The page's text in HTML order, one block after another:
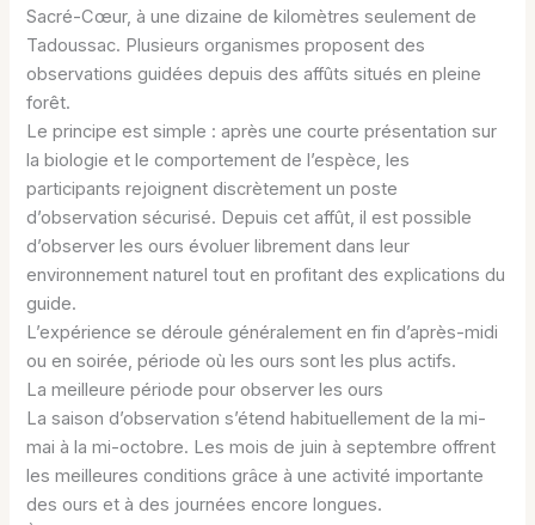
Sacré-Cœur, à une dizaine de kilomètres seulement de
Tadoussac. Plusieurs organismes proposent des
observations guidées depuis des affûts situés en pleine
forêt.
Le principe est simple : après une courte présentation sur
la biologie et le comportement de l’espèce, les
participants rejoignent discrètement un poste
d’observation sécurisé. Depuis cet affût, il est possible
d’observer les ours évoluer librement dans leur
environnement naturel tout en profitant des explications du
guide.
L’expérience se déroule généralement en fin d’après-midi
ou en soirée, période où les ours sont les plus actifs.
La meilleure période pour observer les ours
La saison d’observation s’étend habituellement de la mi-
mai à la mi-octobre. Les mois de juin à septembre offrent
les meilleures conditions grâce à une activité importante
des ours et à des journées encore longues.